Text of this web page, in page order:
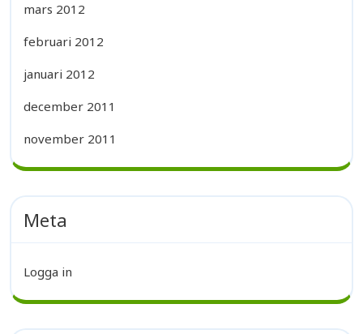
mars 2012
februari 2012
januari 2012
december 2011
november 2011
Meta
Logga in